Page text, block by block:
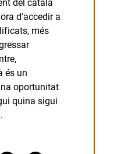
del català
d'accedir a
més
és un
oportunitat
quina sigui